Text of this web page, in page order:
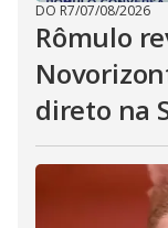
DO R7/07/08/2026
Rômulo
direto na